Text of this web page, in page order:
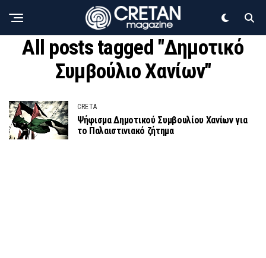
All posts tagged "Δημοτικό
Συμβούλιο Χανίων"
CRETA
Ψήφισμα Δημοτικού Συμβουλίου Χανίων για
το Παλαιστινιακό ζήτημα